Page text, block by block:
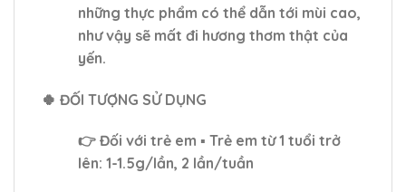
những thực phẩm có thể dẫn tới mùi cao,
như vậy sẽ mất đi hương thơm thật của
yến.
🍀 ĐỐI TƯỢNG SỬ DỤNG
👉 Đối với trẻ em ▪ Trẻ em từ 1 tuổi trở
lên: 1-1.5g/lần, 2 lần/tuần